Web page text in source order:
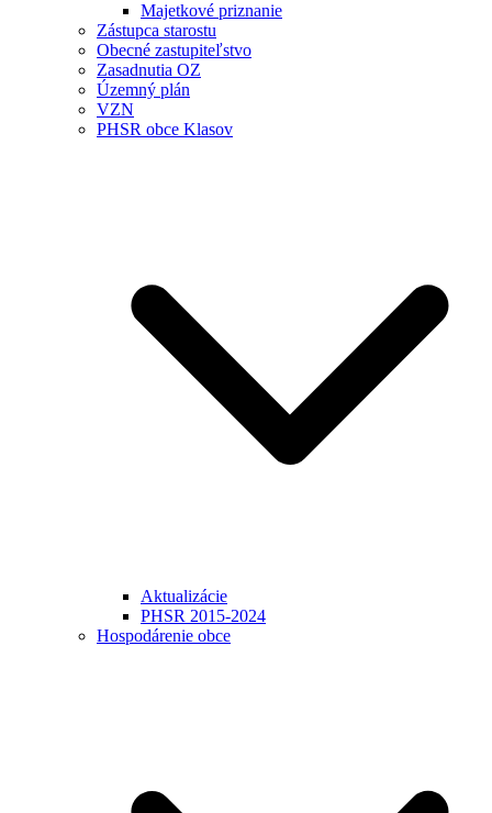
Majetkové priznanie
Zástupca starostu
Obecné zastupiteľstvo
Zasadnutia OZ
Územný plán
VZN
PHSR obce Klasov
Aktualizácie
PHSR 2015-2024
Hospodárenie obce